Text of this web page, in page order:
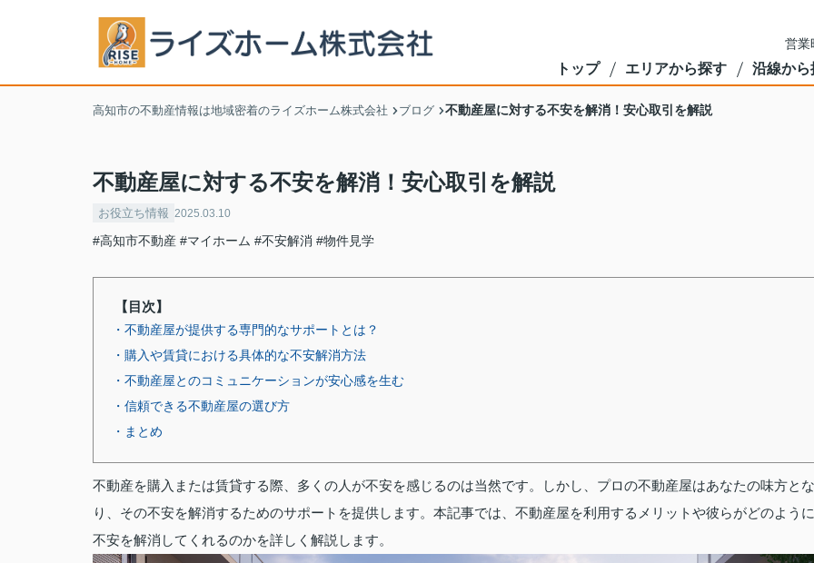
営
トップ エリアから探す 沿線から
高知市の不動産情報は地域密着のライズホーム株式会社 ブログ 不動産屋に対する不安を解消！安心取引を解説
不動産屋に対する不安を解消！安心取引を解説
お役立ち情報 2025.03.10
#高知市不動産 #マイホーム #不安解消 #物件見学
【目次】
・不動産屋が提供する専門的なサポートとは？
・購入や賃貸における具体的な不安解消方法
・不動産屋とのコミュニケーションが安心感を生む
・信頼できる不動産屋の選び方
・まとめ
不動産を購入または賃貸する際、多くの人が不安を感じるのは当然です。しかし、プロの不動産屋はあなたの味方とな
り、その不安を解消するためのサポートを提供します。本記事では、不動産屋を利用するメリットや彼らがどのように
不安を解消してくれるのかを詳しく解説します。